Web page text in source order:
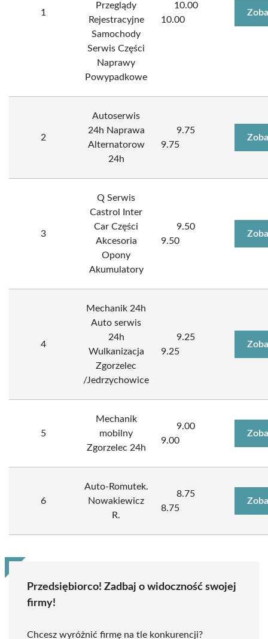
1
Przeglądy
Rejestracyjne
Samochody
Serwis Części
Naprawy
Powypadkowe
10.00
10.00
2
Autoserwis
24h Naprawa
Alternatorow
24h
9.75
9.75
3
Q Serwis
Castrol Inter
Car Części
Akcesoria
Opony
Akumulatory
9.50
9.50
4
Mechanik 24h
Auto serwis
24h
Wulkanizacja
Zgorzelec
/Jedrzychowice
9.25
9.25
5
Mechanik
mobilny
Zgorzelec 24h
9.00
9.00
6
Auto-Romutek.
Nowakiewicz
R.
8.75
8.75
Przedsiębiorco! Zadbaj o widoczność swojej
firmy!
Chcesz wyróżnić firmę na tle konkurencji?